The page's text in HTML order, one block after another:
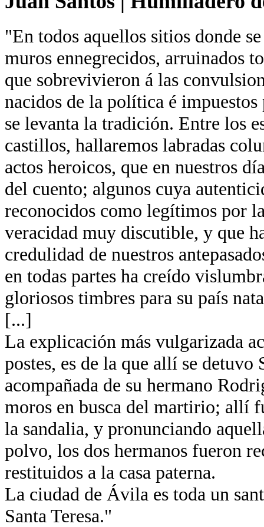
"En todos aquellos sitios donde
muros ennegrecidos, arruinados
que sobrevivieron á las
nacidos de la política é
se levanta la tradición. Entre los
castillos, hallaremos labradas
actos heroicos, que en nuestros
del cuento; algunos cuya
reconocidos como legítimos por
veracidad muy discutible, y que
credulidad de nuestros
en todas partes ha creído
gloriosos timbres para su país
[...]
La explicación más vulgarizada
postes, es de la que allí se detuvo
acompañada de su hermano
moros en busca del martirio; allí
la sandalia, y pronunciando
polvo, los dos hermanos fueron
restituidos a la casa paterna.
La ciudad de Ávila es toda un
Santa Teresa."